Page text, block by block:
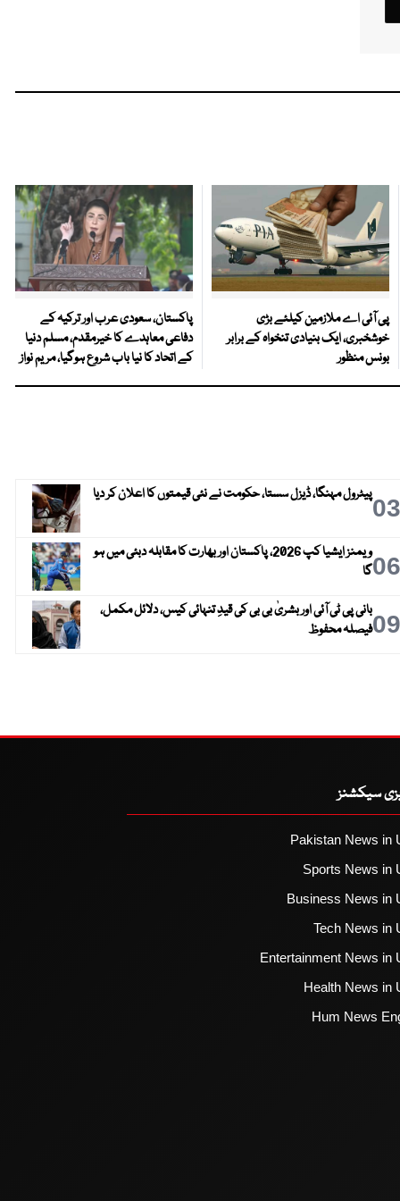
پی آئی اے ملازمین کیلئے بڑی
خوشخبری، ایک بنیادی تنخواہ کے برابر
بونس منظور
پاکستان، سعودی عرب اور ترکیہ کے
دفاعی معاہدے کا خیرمقدم، مسلم دنیا
کے اتحاد کا نیا باب شروع ہوگیا، مریم نواز
03پیٹرول مہنگا، ڈیزل سستا، حکومت نے نئی قیمتوں کا اعلان کر دیا
06
ویمنز ایشیا کپ 2026، پاکستان اور بھارت کا مقابلہ دبئی میں ہو
گا
09بانی پی ٹی آئی اور بشریٰ بی بی کی قیدِ تنہائی کیس، دلائل مکمل،
فیصلہ محفوظ
سیکشنز
Pakistan News in
Sports News in
Business News in
Tech News in
Entertainment News in
Health News in
Hum News